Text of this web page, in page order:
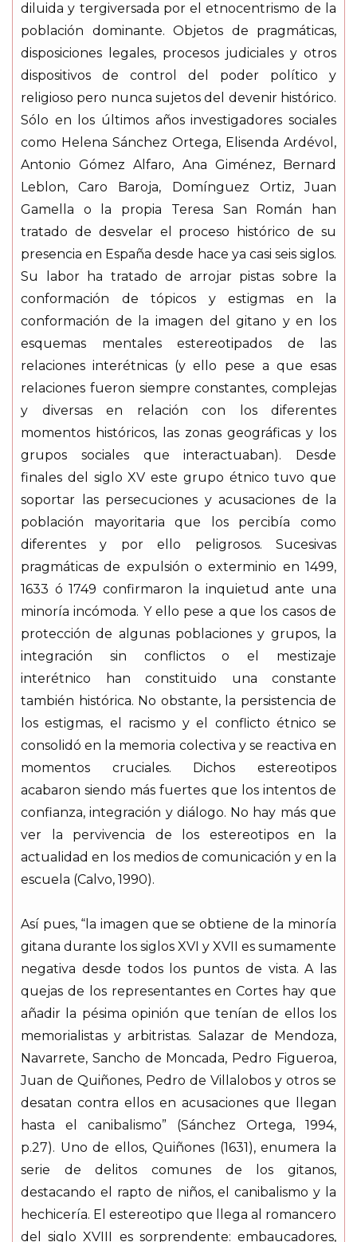
diluida y tergiversada por el etnocentrismo de la
población dominante. Objetos de pragmáticas,
disposiciones legales, procesos judiciales y otros
dispositivos de control del poder político y
religioso pero nunca sujetos del devenir histórico.
Sólo en los últimos años investigadores sociales
como Helena Sánchez Ortega, Elisenda Ardévol,
Antonio Gómez Alfaro, Ana Giménez, Bernard
Leblon, Caro Baroja, Domínguez Ortiz, Juan
Gamella o la propia Teresa San Román han
tratado de desvelar el proceso histórico de su
presencia en España desde hace ya casi seis siglos.
Su labor ha tratado de arrojar pistas sobre la
conformación de tópicos y estigmas en la
conformación de la imagen del gitano y en los
esquemas mentales estereotipados de las
relaciones interétnicas (y ello pese a que esas
relaciones fueron siempre constantes, complejas
y diversas en relación con los diferentes
momentos históricos, las zonas geográficas y los
grupos sociales que interactuaban). Desde
finales del siglo XV este grupo étnico tuvo que
soportar las persecuciones y acusaciones de la
población mayoritaria que los percibía como
diferentes y por ello peligrosos. Sucesivas
pragmáticas de expulsión o exterminio en 1499,
1633 ó 1749 confirmaron la inquietud ante una
minoría incómoda. Y ello pese a que los casos de
protección de algunas poblaciones y grupos, la
integración sin conflictos o el mestizaje
interétnico han constituido una constante
también histórica. No obstante, la persistencia de
los estigmas, el racismo y el conflicto étnico se
consolidó en la memoria colectiva y se reactiva en
momentos cruciales. Dichos estereotipos
acabaron siendo más fuertes que los intentos de
confianza, integración y diálogo. No hay más que
ver la pervivencia de los estereotipos en la
actualidad en los medios de comunicación y en la
escuela (Calvo, 1990).
Así pues, “la imagen que se obtiene de la minoría
gitana durante los siglos XVI y XVII es sumamente
negativa desde todos los puntos de vista. A las
quejas de los representantes en Cortes hay que
añadir la pésima opinión que tenían de ellos los
memorialistas y arbitristas. Salazar de Mendoza,
Navarrete, Sancho de Moncada, Pedro Figueroa,
Juan de Quiñones, Pedro de Villalobos y otros se
desatan contra ellos en acusaciones que llegan
hasta el canibalismo” (Sánchez Ortega, 1994,
p.27). Uno de ellos, Quiñones (1631), enumera la
serie de delitos comunes de los gitanos,
destacando el rapto de niños, el canibalismo y la
hechicería. El estereotipo que llega al romancero
del siglo XVIII es sorprendente: embaucadores,